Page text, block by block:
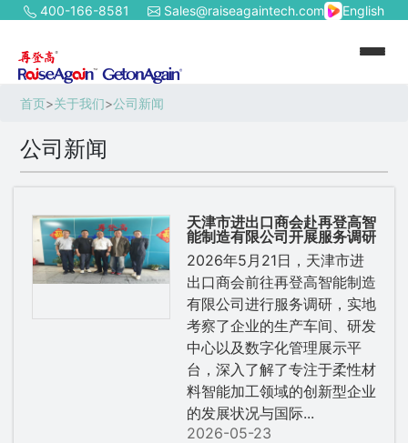
400-166-8581 Sales@raiseagaintech.com English
首页>关于我们>公司新闻
公司新闻
天津市进出口商会赴再登高智
能制造有限公司开展服务调研
2026年5月21日，天津市进
出口商会前往再登高智能制造
有限公司进行服务调研，实地
考察了企业的生产车间、研发
中心以及数字化管理展示平
台，深入了解了专注于柔性材
料智能加工领域的创新型企业
的发展状况与国际...
2026-05-23